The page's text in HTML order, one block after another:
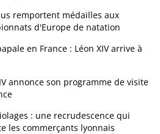
remportent médailles aux
d'Europe de natation
en France : Léon XIV arrive à
annonce son programme de visite
: une recrudescence qui
les commerçants lyonnais